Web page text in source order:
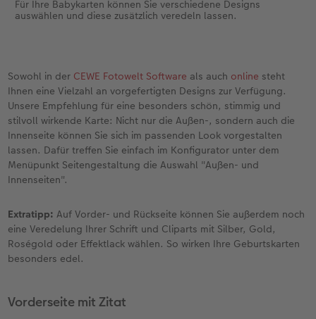
Für Ihre Babykarten können Sie verschiedene Designs
auswählen und diese zusätzlich veredeln lassen.
Sowohl in der CEWE Fotowelt Software als auch online steht
Ihnen eine Vielzahl an vorgefertigten Designs zur Verfügung.
Unsere Empfehlung für eine besonders schön, stimmig und
stilvoll wirkende Karte: Nicht nur die Außen-, sondern auch die
Innenseite können Sie sich im passenden Look vorgestalten
lassen. Dafür treffen Sie einfach im Konfigurator unter dem
Menüpunkt Seitengestaltung die Auswahl "Außen- und
Innenseiten".
Extratipp: Auf Vorder- und Rückseite können Sie außerdem noch
eine Veredelung Ihrer Schrift und Cliparts mit Silber, Gold,
Roségold oder Effektlack wählen. So wirken Ihre Geburtskarten
besonders edel.
Vorderseite mit Zitat